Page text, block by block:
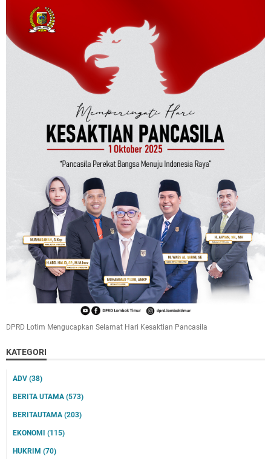
DPRD Lotim Mengucapkan Selamat Hari Kesaktian Pancasila
KATEGORI
ADV (38)
BERITA UTAMA (573)
BERITAUTAMA (203)
EKONOMI (115)
HUKRIM (70)